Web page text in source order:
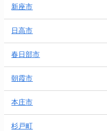
新座市
日高市
春日部市
朝霞市
本庄市
杉戸町